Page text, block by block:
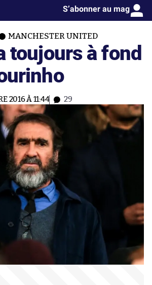
S’abonner au mag
MANCHESTER UNITED
toujours à fond
2016 À 11:44 29